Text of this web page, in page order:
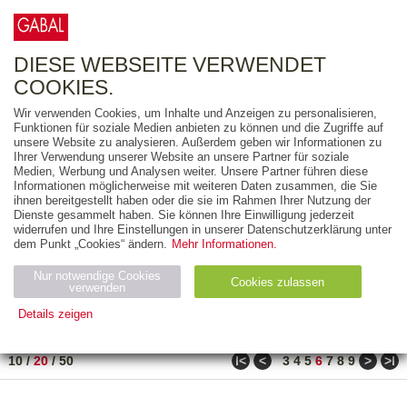
FREITEXT
AUSGABEART
AUS DER REIHE
ZUM THEMA
Neuerscheinung
Bestseller
PREIS
10/20/50 ǀ< < 3 4 5 6 7 8 9 > >ǀ
DIESE WEBSEITE VERWENDET
COOKIES.
Wir verwenden Cookies, um Inhalte und Anzeigen zu personalisieren,
Funktionen für soziale Medien anbieten zu können und die Zugriffe auf
unsere Website zu analysieren. Außerdem geben wir Informationen zu
Ihrer Verwendung unserer Website an unsere Partner für soziale
Medien, Werbung und Analysen weiter. Unsere Partner führen diese
Informationen möglicherweise mit weiteren Daten zusammen, die Sie
ihnen bereitgestellt haben oder die sie im Rahmen Ihrer Nutzung der
Dienste gesammelt haben. Sie können Ihre Einwilligung jederzeit
widerrufen und Ihre Einstellungen in unserer Datenschutzerklärung unter
dem Punkt „Cookies“ ändern. Mehr Informationen.
Nur notwendige Cookies
verwenden
Cookies zulassen
Details zeigen
Name Zweck
Ty